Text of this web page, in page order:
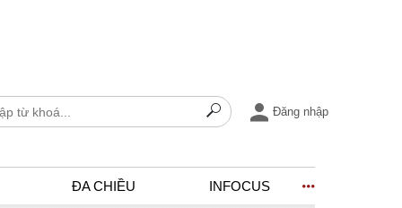
Đăng nhập
ĐA CHIỀU INFOCUS